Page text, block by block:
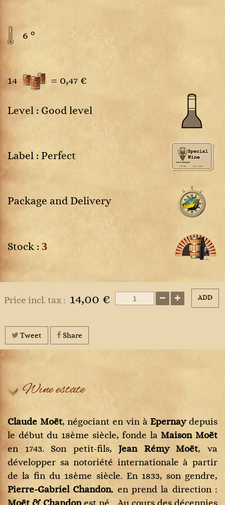
6 °
14 = 0,47 €
Level : Good level
Label : Perfect
Package and Delivery
Stock : 3
Price incl. tax : 14,00 € ADD
Tweet Share
Wine estate
Claude Moët, négociant en vin àEpernaydepuis
le début du 18ème siècle, fonde la Maison Moët
en 1743. Son petit-fils,Jean Rémy Moët, va
développer sa notoriété internationale à partir
de la fin du 18ème siècle. En 1833, son gendre,
Pierre-Gabriel Chandon, en prend la direction :